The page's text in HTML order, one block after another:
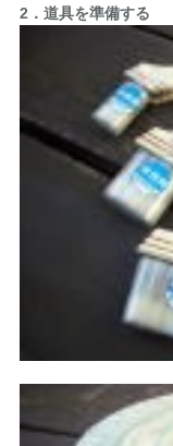
2．道具を準備する